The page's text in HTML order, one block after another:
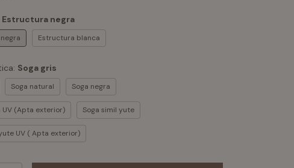
Estructura negra
Estructura blanca
Soga gris
Soga natural Soga negra
UV (Apta exterior) Soga simil yute
UV ( Apta exterior)